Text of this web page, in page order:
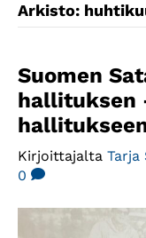
Arkisto:
Suomen
hallituksen
Kirjoittajalta Tarja
0